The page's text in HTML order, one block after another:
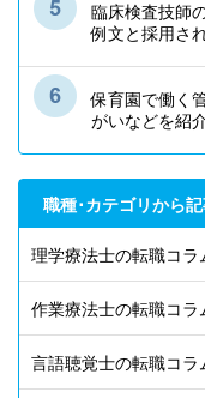
臨床検査技師
例文と採用さ
保育園で働く
がいなどを紹
職種･カテゴリから
理学療法士の転職コラ
作業療法士の転職コラ
言語聴覚士の転職コラ